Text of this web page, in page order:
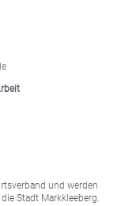
und werden
Stadt Markkleeberg.